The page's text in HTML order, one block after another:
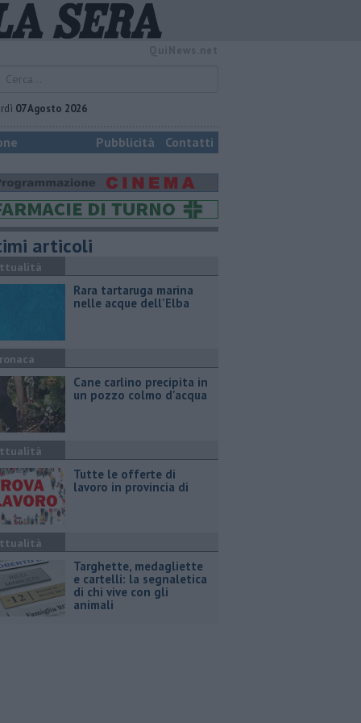
07 Agosto 2026
Pubblicità Contatti
articoli
Rara tartaruga marina
nelle acque dell'Elba
Cane carlino precipita in
un pozzo colmo d'acqua
​Tutte le offerte di
lavoro in provincia di
Targhette, medagliette
e cartelli: la segnaletica
di chi vive con gli
animali